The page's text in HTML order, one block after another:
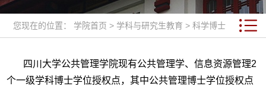
您现在的位置： 学院首页 > 学科与研究生教育 >科学博士
四川大学公共管理学院现有公共管理学、信息资源管理2
个一级学科博士学位授权点，其中公共管理博士学位授权点